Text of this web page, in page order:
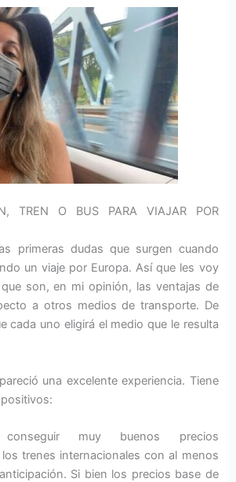
TREN O BUS PARA VIAJAR POR
primeras dudas que surgen cuando
un viaje por Europa. Así que les voy
son, en mi opinión, las ventajas de
a otros medios de transporte. De
cada uno eligirá el medio que le resulta
una excelente experiencia. Tiene
conseguir muy buenos precios
trenes internacionales con al menos
Si bien los precios base de